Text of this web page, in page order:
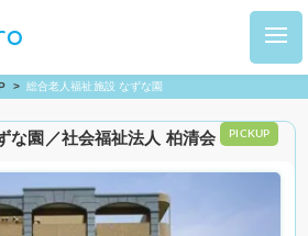
> 総合老人福祉施設 なずな園
な園／社会福祉法人 柏清会 PICKUP